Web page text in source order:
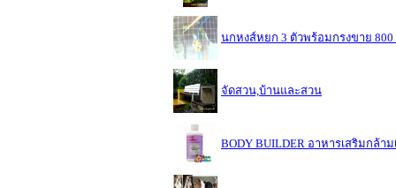
นกหงส์หยก 3 ตัวพร้อมกรงขาย
จัดสวน,บ้านและสวน
BODY BUILDER อาหารเสริมกล้า